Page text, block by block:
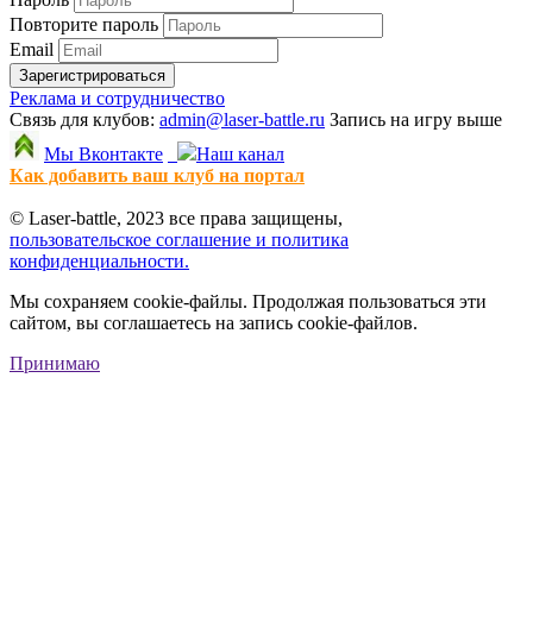
Повторите пароль
Email
Зарегистрироваться
Реклама и сотрудничество
Связь для клубов: admin@laser-battle.ru Запись на игру выше
Мы Вконтакте
Наш канал
Как добавить ваш клуб на портал
© Laser-battle, 2023 все права защищены,
пользовательское соглашение и политика
конфиденциальности.
Мы сохраняем cookie-файлы. Продолжая пользоваться эти
сайтом, вы соглашаетесь на запись cookie-файлов.
Принимаю